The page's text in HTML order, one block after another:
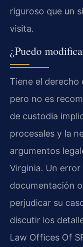
riguroso que un
visita.
¿Puedo
Tiene el derecho
pero no es
de custodia
procesales y la
argumentos
Virginia. Un
documentación
perjudicar su
discutir los
Law Offices Of